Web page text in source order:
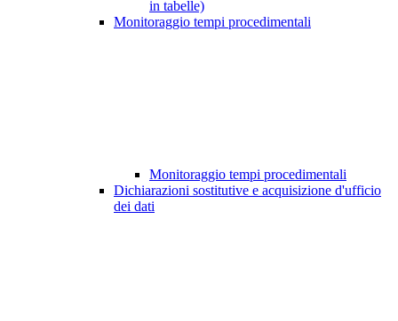
in tabelle)
Monitoraggio tempi procedimentali
Monitoraggio tempi procedimentali
Dichiarazioni sostitutive e acquisizione d'ufficio
dei dati